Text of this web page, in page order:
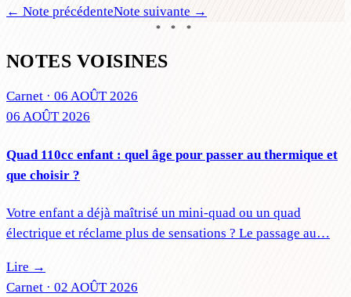
← Note précédenteNote suivante →
* * *
NOTES VOISINES
Carnet · 06 AOÛT 2026
06 AOÛT 2026
Quad 110cc enfant : quel âge pour passer au thermique et
que choisir ?
Votre enfant a déjà maîtrisé un mini-quad ou un quad
électrique et réclame plus de sensations ? Le passage au…
Lire →
Carnet · 02 AOÛT 2026